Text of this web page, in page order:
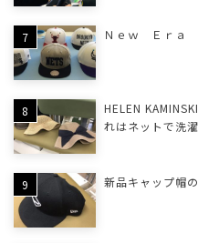
Ｎｅｗ Ｅｒａ
HELEN
れはネットで洗
新品キャップ帽